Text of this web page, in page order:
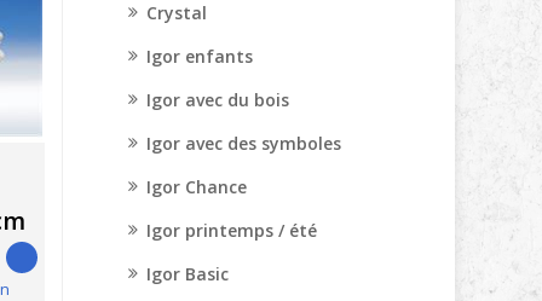
Crystal
Igor enfants
Igor avec du bois
Igor avec des symboles
Igor Chance
Igor printemps / été
Igor Basic